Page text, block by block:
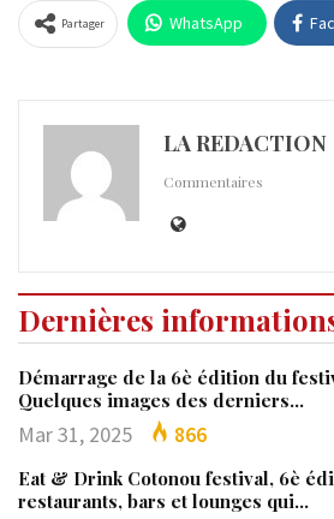
Partager WhatsApp
LA REDACTION
Commentaires
Dernières
Démarrage de la 6è édition du
Quelques images des derniers…
Mar 31, 2025 866
Eat & Drink Cotonou festival, 6è
restaurants, bars et lounges qui…